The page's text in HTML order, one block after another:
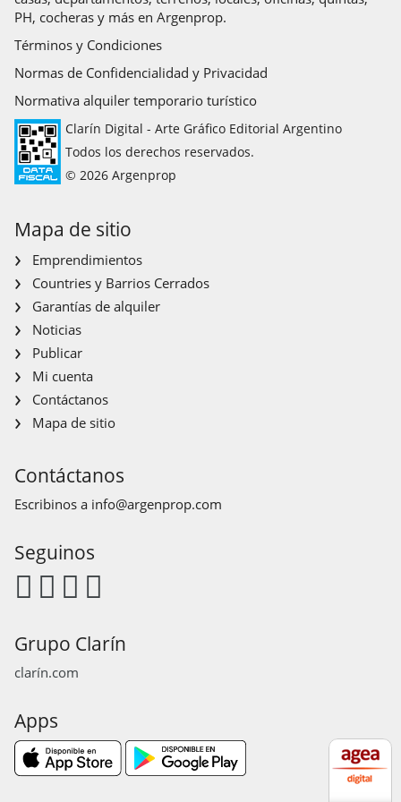
PH, cocheras y más en Argenprop.
Términos y Condiciones
Normas de Confidencialidad y Privacidad
Normativa alquiler temporario turístico
Clarín Digital - Arte Gráfico Editorial Argentino
Todos los derechos reservados.
© 2026 Argenprop
Mapa de sitio
Emprendimientos
Countries y Barrios Cerrados
Garantías de alquiler
Noticias
Publicar
Mi cuenta
Contáctanos
Mapa de sitio
Contáctanos
Escribinos a info@argenprop.com
Seguinos
Grupo Clarín
clarín.com
Apps